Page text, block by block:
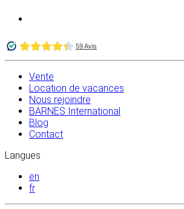
Vente
Location de vacances
Nous rejoindre
BARNES International
Blog
Contact
Langues
en
fr